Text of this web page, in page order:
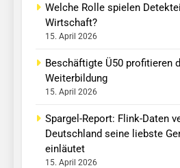
Welche Rolle spielen
Wirtschaft?
15. April 2026
Beschäftigte Ü50 profitieren
Weiterbildung
15. April 2026
Spargel-Report: Flink-Daten
Deutschland seine liebste
einläutet
15. April 2026